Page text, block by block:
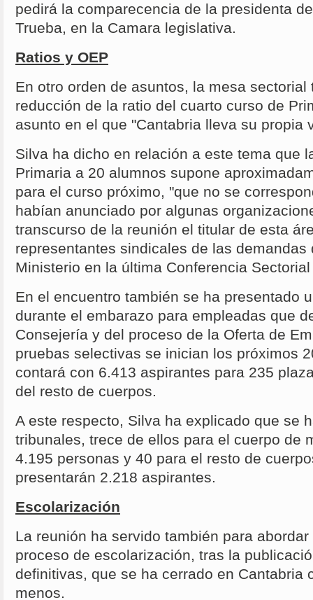
pedirá la comparecencia de la presidenta
Trueba, en la Camara legislativa.
Ratios y OEP
En otro orden de asuntos, la mesa
reducción de la ratio del cuarto curso de
asunto en el que "Cantabria lleva su propia
Silva ha dicho en relación a este tema que
Primaria a 20 alumnos supone
para el curso próximo, "que no se
habían anunciado por algunas
transcurso de la reunión el titular de esta
representantes sindicales de las demandas
Ministerio en la última Conferencia
En el encuentro también se ha presentado
durante el embarazo para empleadas que
Consejería y del proceso de la Oferta de
pruebas selectivas se inician los próximos
contará con 6.413 aspirantes para 235
del resto de cuerpos.
A este respecto, Silva ha explicado que se
tribunales, trece de ellos para el cuerpo de
4.195 personas y 40 para el resto de
presentarán 2.218 aspirantes.
Escolarización
La reunión ha servido también para
proceso de escolarización, tras la
definitivas, que se ha cerrado en Cantabria
menos.